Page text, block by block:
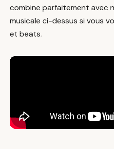
combine parfaitement avec
musicale ci-dessus si vous
et beats.